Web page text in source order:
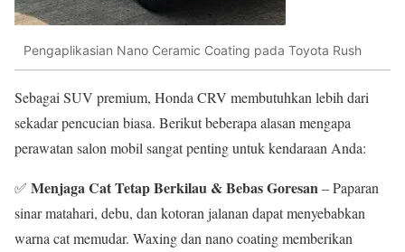
Pengaplikasian Nano Ceramic Coating pada Toyota Rush
Sebagai SUV premium, Honda CRV membutuhkan lebih dari
sekadar pencucian biasa. Berikut beberapa alasan mengapa
perawatan salon mobil sangat penting untuk kendaraan Anda:
✅ Menjaga Cat Tetap Berkilau & Bebas Goresan – Paparan
sinar matahari, debu, dan kotoran jalanan dapat menyebabkan
warna cat memudar. Waxing dan nano coating memberikan